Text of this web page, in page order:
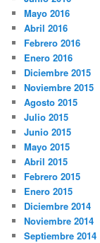
Mayo 2016
Abril 2016
Febrero 2016
Enero 2016
Diciembre 2015
Noviembre 2015
Agosto 2015
Julio 2015
Junio 2015
Mayo 2015
Abril 2015
Febrero 2015
Enero 2015
Diciembre 2014
Noviembre 2014
Septiembre 2014